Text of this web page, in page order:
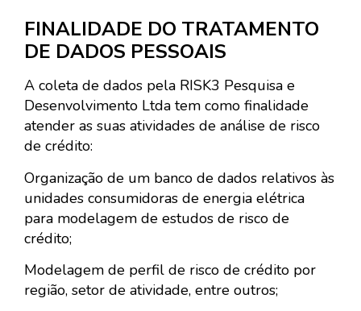
FINALIDADE DO TRATAMENTO
DE DADOS PESSOAIS
A coleta de dados pela RISK3 Pesquisa e
Desenvolvimento Ltda tem como finalidade
atender as suas atividades de análise de risco
de crédito:
Organização de um banco de dados relativos às
unidades consumidoras de energia elétrica
para modelagem de estudos de risco de
crédito;
Modelagem de perfil de risco de crédito por
região, setor de atividade, entre outros;